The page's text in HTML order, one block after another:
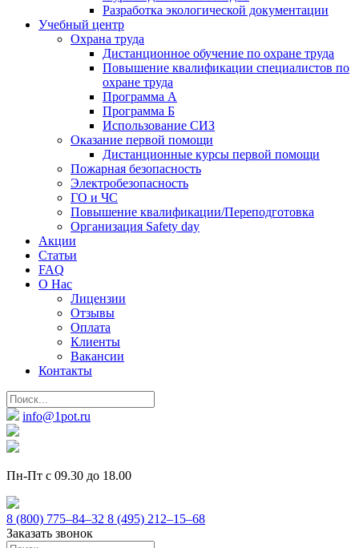
Разработка экологической документации
Учебный центр
Охрана труда
Дистанционное обучение по охране труда
Повышение квалификации специалистов по
охране труда
Программа А
Программа Б
Использование СИЗ
Оказание первой помощи
Дистанционные курсы первой помощи
Пожарная безопасность
Электробезопасность
ГО и ЧС
Повышение квалификации/Переподготовка
Организация Safety day
Акции
Статьи
FAQ
О Нас
Лицензии
Отзывы
Оплата
Клиенты
Вакансии
Контакты
info@1pot.ru
Пн-Пт с 09.30 до 18.00
8 (800) 775–84–32 8 (495) 212–15–68
Заказать звонок